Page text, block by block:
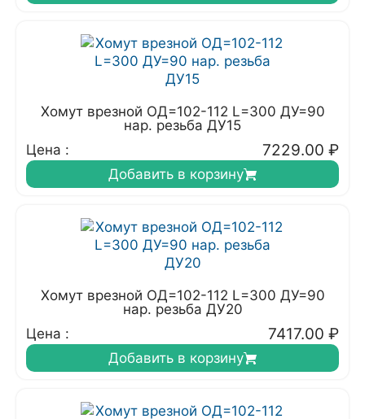
Хомут врезной ОД=102-112 L=300 ДУ=90
нар. резьба ДУ15
Цена :
7229.00 ₽
Добавить в корзину
Хомут врезной ОД=102-112 L=300 ДУ=90
нар. резьба ДУ20
Цена :
7417.00 ₽
Добавить в корзину